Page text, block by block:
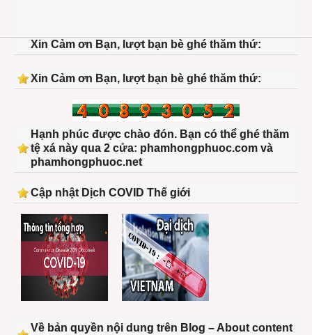
Xin Cảm ơn Bạn, lượt bạn bè ghé thăm thứ:
Xin Cảm ơn Bạn, lượt bạn bè ghé thăm thứ:
Hạnh phúc được chào đón. Bạn có thể ghé thăm
tệ xá này qua 2 cửa: phamhongphuoc.com và
phamhongphuoc.net
Cập nhật Dịch COVID Thế giới
Về bản quyền nội dung trên Blog – About content